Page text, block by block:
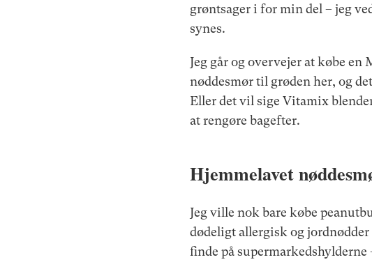
grøntsager i for min del – jeg
synes.
Jeg går og overvejer at købe
nøddesmør til grøden her, og
Eller det vil sige Vitamix
at rengøre bagefter.
Hjemmelavet
Jeg ville nok bare købe
dødeligt allergisk og
finde på